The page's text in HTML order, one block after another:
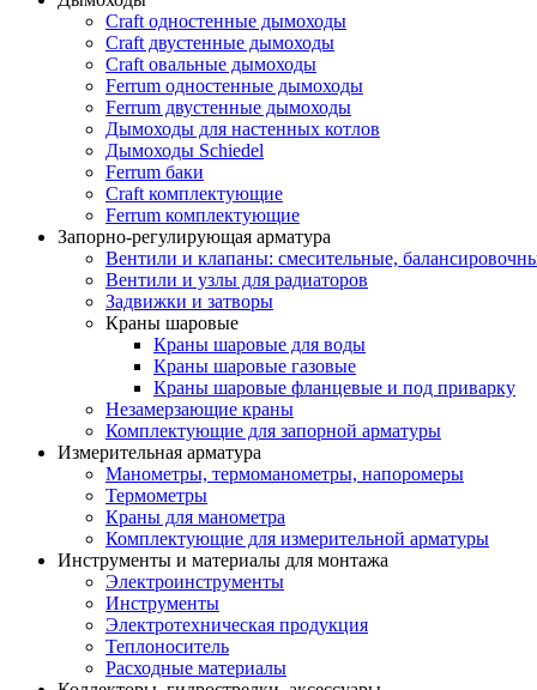
Craft одностенные дымоходы
Craft двустенные дымоходы
Craft овальные дымоходы
Ferrum одностенные дымоходы
Ferrum двустенные дымоходы
Дымоходы для настенных котлов
Дымоходы Schiedel
Ferrum баки
Craft комплектующие
Ferrum комплектующие
Запорно-регулирующая арматура
Вентили и клапаны: смесительные,
Вентили и узлы для радиаторов
Задвижки и затворы
Краны шаровые
Краны шаровые для воды
Краны шаровые газовые
Краны шаровые фланцевые и под приварку
Незамерзающие краны
Комплектующие для запорной арматуры
Измерительная арматура
Манометры, термоманометры, напоромеры
Термометры
Краны для манометра
Комплектующие для измерительной арматуры
Инструменты и материалы для монтажа
Электроинструменты
Инструменты
Электротехническая продукция
Теплоноситель
Расходные материалы